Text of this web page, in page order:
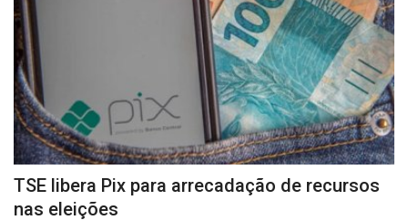
RÁDIO ONLINE
Brasil
TV ONLINE
COMO ANUNCIAR
Mundo
TSE libera Pix para arrecadação de recursos
nas eleições